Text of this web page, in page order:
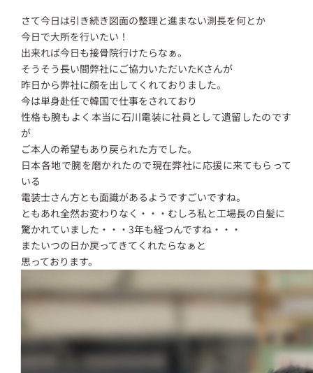
さて今日は引き続き図面の整理と進まない測長を何とか
今日で大所を行いたい！
出来れば今日も接骨院行けたらなぁ。
そうそう長い間弊社にご協力いただいたKさんが
昨日から弊社に顔を出してくれておりました。
今は単身赴任で韓国で仕事をされており
性格も腕もよく本当に石川電装に社員として遺留したのです
が
ご本人の希望もあり戻られた方でした。
日本各地で腕を磨かれたので現在弊社に応援に来てもらって
いる
電装士さん方とも面識があるようですごいですね。
ともあれ全然お変わりなく・・・むしろ私と工場長の白髪に
驚かれていました・・・3年も経つんですね・・・
またいつの日か戻ってきてくれたらなぁと
思っております。